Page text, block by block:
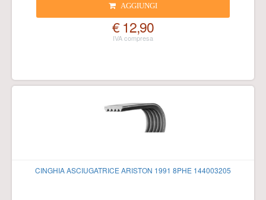
AGGIUNGI
€ 12,90
CINGHIA ASCIUGATRICE ARISTON 1991 8PHE 144003205